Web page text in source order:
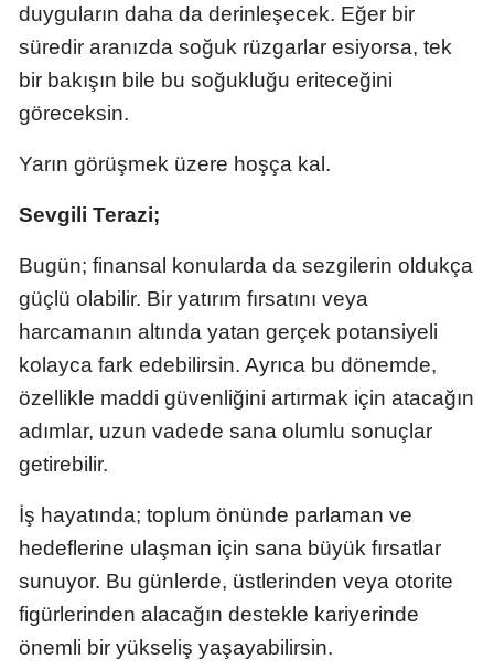
Gümüşhane
Hakkari
İzmir
Kars
Kastamonu
Kayseri
Kırşehir
Konya
Kütahya
duyguların daha da derinleşecek. Eğer bir
süredir aranızda soğuk rüzgarlar esiyorsa, tek
bir bakışın bile bu soğukluğu eriteceğini
göreceksin.
Yarın görüşmek üzere hoşça kal.
Sevgili Terazi;
Bugün; finansal konularda da sezgilerin oldukça
güçlü olabilir. Bir yatırım fırsatını veya
harcamanın altında yatan gerçek potansiyeli
kolayca fark edebilirsin. Ayrıca bu dönemde,
özellikle maddi güvenliğini artırmak için atacağın
adımlar, uzun vadede sana olumlu sonuçlar
getirebilir.
İş hayatında; toplum önünde parlaman ve
hedeflerine ulaşman için sana büyük fırsatlar
sunuyor. Bu günlerde, üstlerinden veya otorite
figürlerinden alacağın destekle kariyerinde
önemli bir yükseliş yaşayabilirsin.